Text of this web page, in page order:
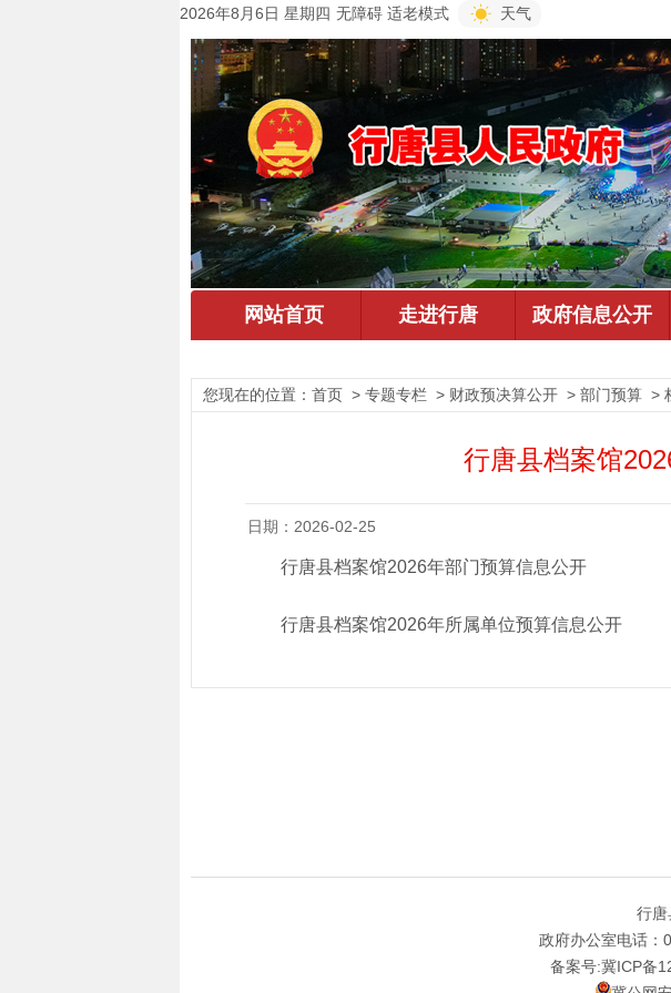
2026年8月6日 星期四 无障碍 适老模式 天气
您现在的位置： 首页 > 专题专栏 > 财政预决算公开 > 部门预算 >
行唐县档案馆
日期：2026-02-25
行唐县档案馆2026年部门预算信息公开
行唐县档案馆2026年所属单位预算信息公开